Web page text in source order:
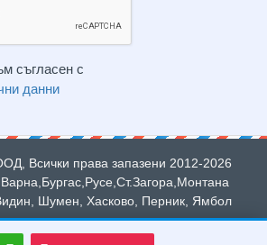
съгласен с
данни
Всички права запазени 2012-2026
Шумен, Хасково, Перник, Ямбол